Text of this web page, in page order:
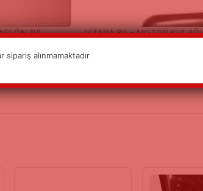
ÖN R/L
VİTARA 89 – MOTOR
alınmamaktadır